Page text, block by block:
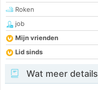
Roken
job
Mijn vrienden
Lid sinds
Wat meer details